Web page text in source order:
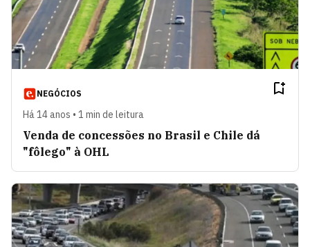
NEGÓCIOS
Há 14 anos • 1 min de leitura
Venda de concessões no Brasil e Chile dá
"fôlego" à OHL